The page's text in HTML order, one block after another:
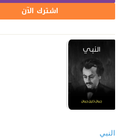
اشترك الآن
النبي